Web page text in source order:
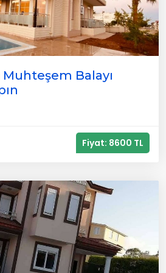
Muhteşem Balayı
Fiyat: 8600 TL